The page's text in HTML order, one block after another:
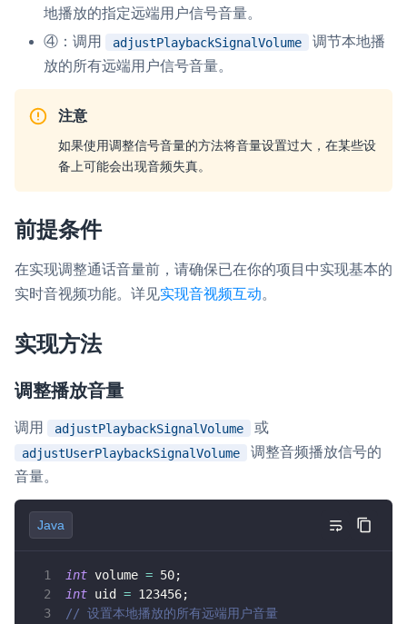
SDK 拓展插件
拓展 SDK 能力，打造更具个性化的音视频互动效果
使用录制、推流、拉流等服务丰富互动体验
与 RTC 客户端 SDK 互通，实现收发流
快速高效的文档转换解决方案
全周期通话质量检测、回溯和分析方案
控制台
开通和管理声网各项产品服务的统一入口
低代码集成、灵活定制、超低延时的音视频会议
地播放的指定远端用户信号音量。
④：调用
adjustPlaybackSignalVolume
调节本地播
放的所有远端用户信号音量。
注意
如果使用调整信号音量的方法将音量设置过大，在某些设
备上可能会出现音频失真。
前提条件
在实现调整通话音量前，请确保已在你的项目中实现基本的
实时音视频功能。详见实现音视频互动。
实现方法
调整播放音量
调用 adjustPlaybackSignalVolume 或
adjustUserPlaybackSignalVolume
调整音频播放信号的
音量。
Java
int volume = 50;
int uid = 123456;
// 设置本地播放的所有远端用户音量